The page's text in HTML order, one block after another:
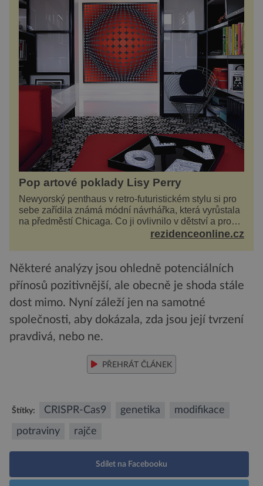
Pop artové poklady Lisy Perry
Newyorský penthaus v retro-futuristickém stylu si pro
sebe zařídila známá módní návrhářka, která vyrůstala
na předměstí Chicaga. Co ji ovlivnilo v dětství a proč
vypadá její domov právě takto? Interié...rezidenceonline.cz
Některé analýzy jsou ohledně potenciálních
přínosů pozitivnější, ale obecně je shoda stále
dost mimo. Nyní záleží jen na samotné
společnosti, aby dokázala, zda jsou její tvrzení
pravdivá, nebo ne.
PŘEHRÁT ČLÁNEK
Štítky: CRISPR-Cas9 genetika
modifikace
potraviny
rajče
Sdílet na Facebooku